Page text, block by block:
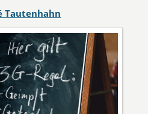
Tautenhahn